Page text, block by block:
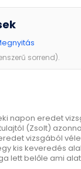
sorrend).
napon eredet
(Zsolt)
vizsgából
kis keveredés
lett belőle ami